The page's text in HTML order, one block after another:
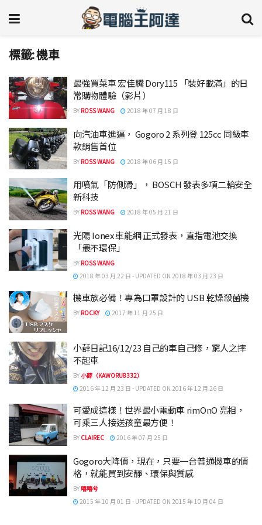
標籤:機車
最強買菜車 宏佳騰 Dory115 「裝好載滿」的日
常購物體驗（影片）
BY ROSS WANG 2018 年 07 月 18 日
向汽油車進逼， Gogoro 2 系列登 125cc 同級車
款銷售首位
BY ROSS WANG 2018 年 06 月 15 日
用噴氣「防側滑」， BOSCH 發表多項二輪安全
新科技
BY ROSS WANG 2018 年 05 月 21 日
光陽 Ionex 車能網 正式發表，直指電池交換
「最不環保」
BY ROSS WANG
2018 年 03 月 22 日 - UPDATED ON 2018 年 03 月 23 日
機車族必備！專為口罩設計的 USB 乾燥殺菌機
BY ROCKY 2017 年 11 月 25 日
小薛日記16/12/23 自己的車自己修，窮人之摔
不起車
BY小薛（KAWORU8332）
2016 年 12 月 23 日 - UPDATED ON 2016 年 12 月 26 日
可愛成這樣！世界最小電動車 rimOnO 亮相，
可乘三人接送孩童最方便！
BY CLAIREC 2016 年 07 月 25 日
Gogoro大降價，現在，只要一台普通機車的價
格，就能買到安靜、環保與質感
BY嘻嘻兮
2015 年 10 月 01 日 - UPDATED ON 2015 年 10 月 04 日